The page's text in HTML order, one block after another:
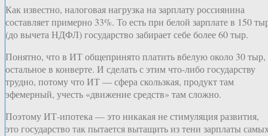
Как известно, налоговая нагрузка на зарплату россиянина
составляет примерно 33%. То есть при белой зарплате в 150
(до вычета НДФЛ) государство забирает себе более 60 тыр.
Понятно, что в ИТ общепринято платить вбелую около 30 тыр,
остальное в конверте. И сделать с этим что-либо государству
трудно, потому что ИТ — сфера скользкая, продукт там
эфемерный, учесть «движение средств» там сложно.
Поэтому ИТ-ипотека — это никакая не стимуляция развития,
это государство так пытается вытащить из тени зарплаты